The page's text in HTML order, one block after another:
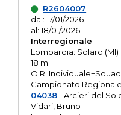
R2604007
dal: 17/01/2026
al: 18/01/2026
Interregionale
Lombardia: Solaro (MI)
18 m
O.R.
Campionato
04038- Arcieri del
Vidari, Bruno